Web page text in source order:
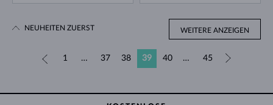
WEITERE ANZEIGEN
1 … 37 38 39 40 … 45
NEUHEITEN ZUERST